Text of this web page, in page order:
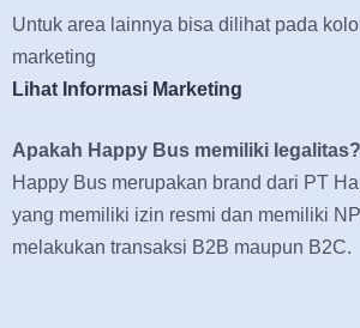
Untuk area lainnya bisa dilihat pada
marketing
Lihat Informasi Marketing
Apakah Happy Bus memiliki legalitas?
Happy Bus merupakan brand dari PT
yang memiliki izin resmi dan memiliki
melakukan transaksi B2B maupun B2C.